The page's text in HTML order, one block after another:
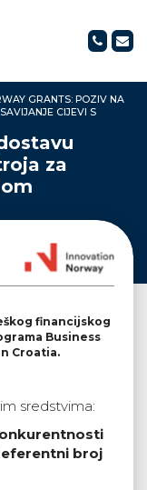
GRANTS: POZIV NA
CIJEVI S
za
financijskog
Business
Croatia.
sredstvima:
broj